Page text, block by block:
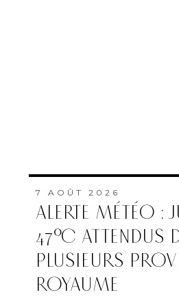
7 AOÛT 2026
ALERTE MÉTÉO :
47°C ATTENDUS
PLUSIEURS
ROYAUME